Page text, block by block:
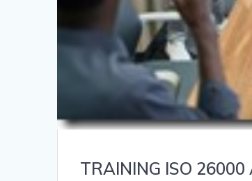
TRAINING ISO